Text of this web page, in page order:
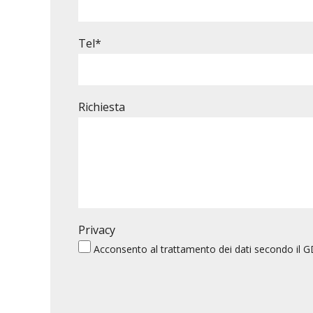
Tel*
Richiesta
Privacy
Acconsento altrattamento dei dati secondo il